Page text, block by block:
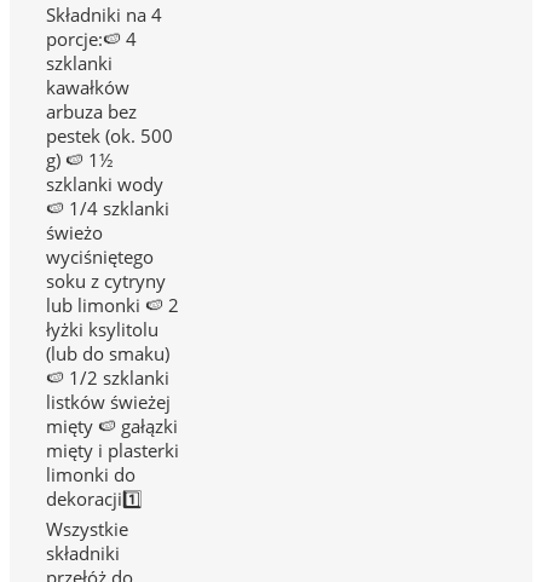
Składniki na 4
porcje:🍉 4
szklanki
kawałków
arbuza bez
pestek (ok. 500
g) 🍉 1½
szklanki wody
🍉 1/4 szklanki
świeżo
wyciśniętego
soku z cytryny
lub limonki 🍉 2
łyżki ksylitolu
(lub do smaku)
🍉 1/2 szklanki
listków świeżej
mięty 🍉 gałązki
mięty i plasterki
limonki do
dekoracji1️⃣
Wszystkie
składniki
przełóż do